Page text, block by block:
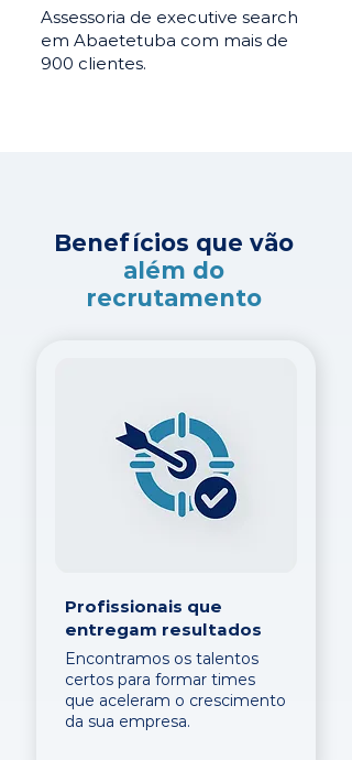
Assessoria de executive search
em Abaetetuba com mais de
900 clientes.
Benefícios que vão
além do
recrutamento
Profissionais que
entregam resultados
Encontramos os talentos
certos para formar times
que aceleram o crescimento
da sua empresa.